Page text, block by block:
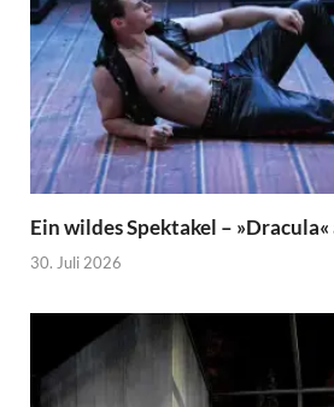
Ein wildes Spektakel –
30. Juli 2026